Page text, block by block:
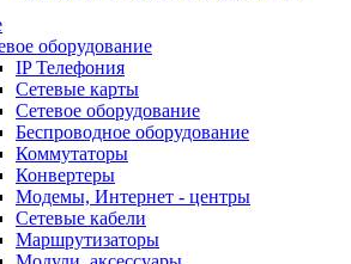
оборудование
IP Телефония
Сетевые карты
Сетевое оборудование
Беспроводное оборудование
Коммутаторы
Конвертеры
Модемы, Интернет - центры
Сетевые кабели
Маршрутизаторы